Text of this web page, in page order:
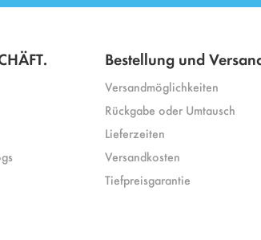
Bestellung und
Versandmöglichkeiten
Rückgabe oder Umtausch
Lieferzeiten
Versandkosten
Tiefpreisgarantie